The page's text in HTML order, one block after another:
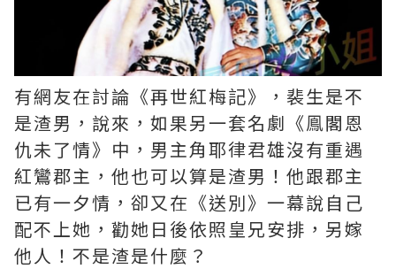
有網友在討論《再世紅梅記》，裴生是不
是渣男，說來，如果另一套名劇《鳯閣恩
仇未了情》中，男主角耶律君雄沒有重遇
紅鸞郡主，他也可以算是渣男！他跟郡主
已有一夕情，卻又在《送別》一幕說自己
配不上她，勸她日後依照皇兄安排，另嫁
他人！不是渣是什麼？ ​​​